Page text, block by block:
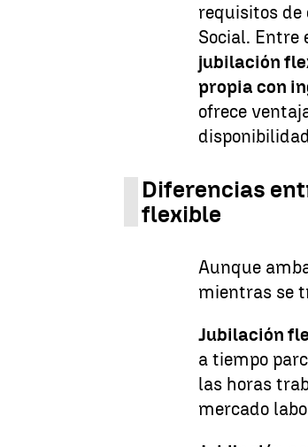
requisitos de
Social. Entre
jubilación
propia con
ofrece
Diferencias
flexible
Aunque
mientras se
Jubilación
a tiempo
las horas
mercado